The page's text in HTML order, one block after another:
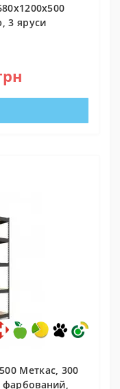
3 яруси
Меткас, 300